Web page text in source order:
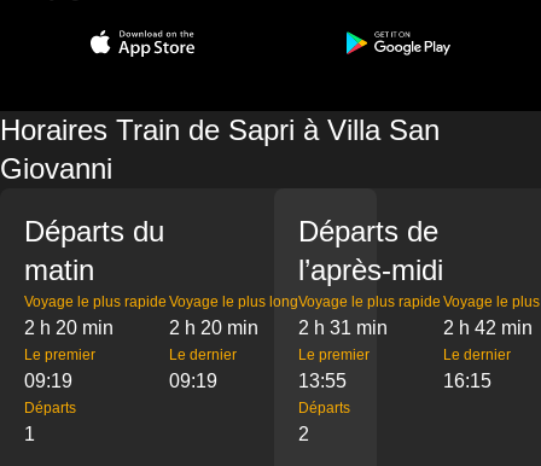
Horaires Train de Sapri à Villa San
Giovanni
Départs du
matin
Voyage le plus rapide
2 h 20 min
Voyage le plus long
2 h 20 min
Le premier
09:19
Le dernier
09:19
Départs
1
Départs de
l’après-midi
Voyage le plus rapide
2 h 31 min
Voyage le
2 h 42 min
Le premier
13:55
Le dernier
16:15
Départs
2